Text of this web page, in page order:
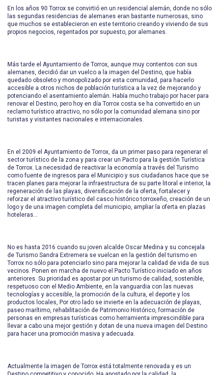
En los años 90 Torrox se convirtió en un residencial alemán, donde no sólo
las segundas residencias de alemanes eran bastante numerosas, sino
que muchos se establecieron en este territorio creando y viviendo de sus
propios negocios, regentados por supuesto, por alemanes.
Más tarde el Ayuntamiento de Torrox, aunque muy contentos con sus
alemanes, decidió dar un vuelco a la imagen del Destino, que había
quedado obsoleto y monopolizado por esta comunidad, para hacerlo
accesible a otros nichos de población turística a la vez de mejorando y
potenciando el asentamiento alemán. Había mucho trabajo por hacer para
renovar el Destino, pero hoy en día Torrox costa se ha convertido en un
reclamo turístico atractivo, no sólo por la comunidad alemana sino por
turistas y visitantes nacionales e internacionales.
En el 2009 el Ayuntamiento de Torrox, da un primer paso para regenerar el
sector turístico de la zona y para crear un Pacto para la gestión Turística
de Torrox. La necesidad de reactivar la economía a través del Turismo
como fuente de ingresos para el Municipio y sus ciudadanos hace que se
tracen planes para mejorar la infraestructura de su parte litoral e interior, la
regeneración de las playas, diversificación de la oferta, fortalecer y
reforzar el atractivo turístico del casco histórico torroxeño, creación de un
logo y de una imagen completa del municipio, ampliar la oferta en plazas
hoteleras…
No es hasta 2016 cuando su joven alcalde Oscar Medina y su concejala
de Turismo Sandra Extremera se vuelcan en la gestión del turismo en
Torrox no sólo para potenciarlo sino para mejorar la calidad de vida de sus
vecinos. Ponen en marcha de nuevo el Pacto Turístico iniciado en años
anteriores. Su prioridad es apostar por un turismo de calidad, sostenible,
respetuoso con el Medio Ambiente, en la vanguardia con las nuevas
tecnologías y accesible, la promoción de la cultura, el deporte y los
productos locales, Por otro lado se invierte en la adecuación de playas,
paseo marítimo, rehabilitación de Patrimonio Histórico, formación de
personas en empresas turísticas como herramienta imprescindible para
llevar a cabo una mejor gestión y dotan de una nueva imagen del Destino
para hacer una promoción masiva y adecuada.
Actualmente la imagen de Torrox está totalmente renovada y es un